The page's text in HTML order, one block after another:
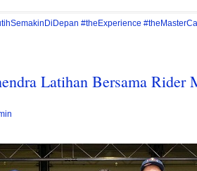
#theExperience
Latihan Bersama Rider